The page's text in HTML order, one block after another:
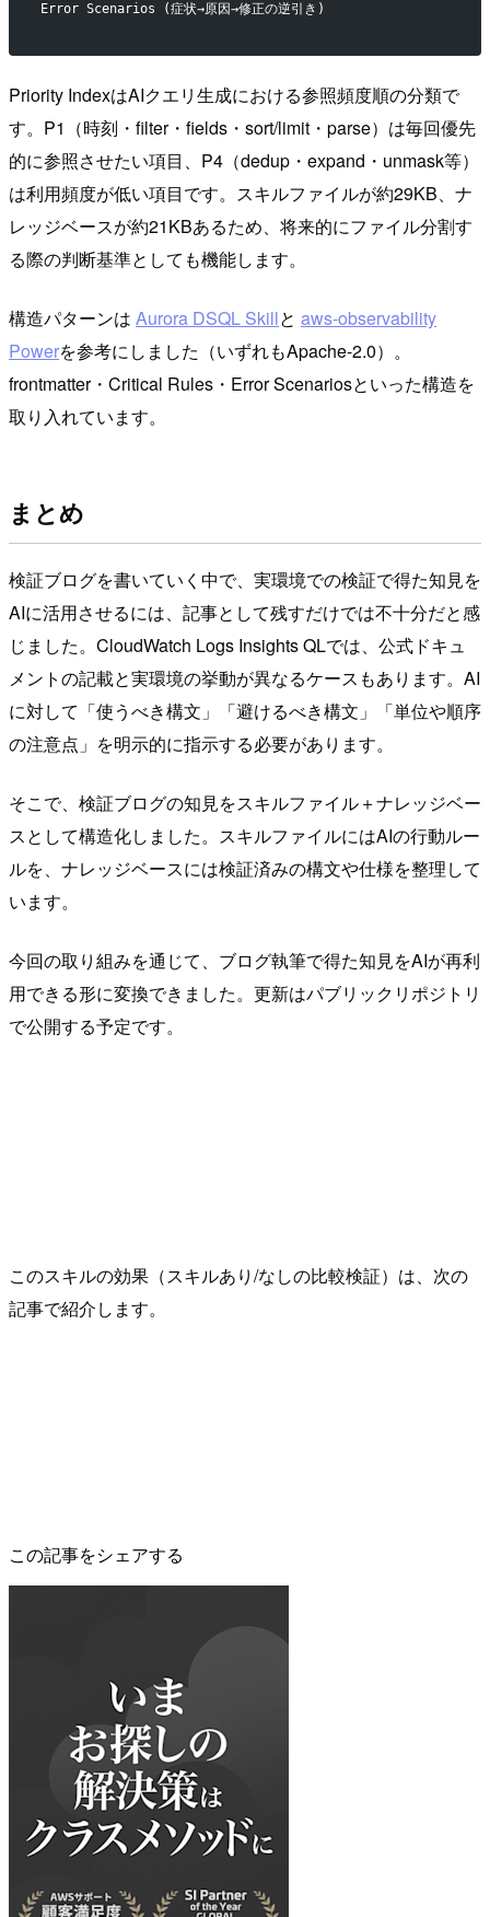
Error Scenarios (症状→原因→修正の逆引き)
Priority IndexはAIクエリ生成における参照頻度順の分類で
す。P1（時刻・filter・fields・sort/limit・parse）は毎回優先
的に参照させたい項目、P4（dedup・expand・unmask等）
は利用頻度が低い項目です。スキルファイルが約29KB、ナ
レッジベースが約21KBあるため、将来的にファイル分割す
る際の判断基準としても機能します。
構造パターンは Aurora DSQL Skillと aws-observability
Powerを参考にしました（いずれもApache-2.0）。
frontmatter・Critical Rules・Error Scenariosといった構造を
取り入れています。
まとめ
検証ブログを書いていく中で、実環境での検証で得た知見を
AIに活用させるには、記事として残すだけでは不十分だと感
じました。CloudWatch Logs Insights QLでは、公式ドキュ
メントの記載と実環境の挙動が異なるケースもあります。AI
に対して「使うべき構文」「避けるべき構文」「単位や順序
の注意点」を明示的に指示する必要があります。
そこで、検証ブログの知見をスキルファイル＋ナレッジベー
スとして構造化しました。スキルファイルにはAIの行動ルー
ルを、ナレッジベースには検証済みの構文や仕様を整理して
います。
今回の取り組みを通じて、ブログ執筆で得た知見をAIが再利
用できる形に変換できました。更新はパブリックリポジトリ
で公開する予定です。
このスキルの効果（スキルあり/なしの比較検証）は、次の
記事で紹介します。
この記事をシェアする